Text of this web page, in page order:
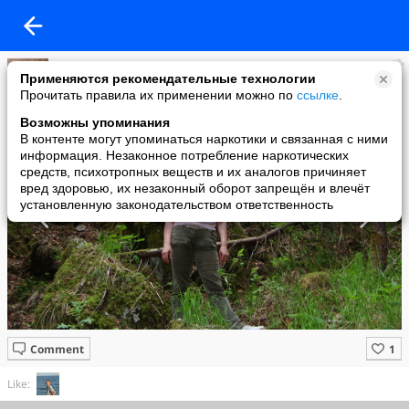
Применяются рекомендательные технологии
Прочитать правила их применении можно по ссылке
Возможны упоминания
В контенте могут упоминаться наркотики и связанная с ними
информация. Незаконное потребление наркотических
средств, психотропных веществ и их аналогов причиняет
вред здоровью, их незаконный оборот запрещён и влечёт
установленную законодательством ответственность
Александр
added a photo
30 May в 10:41
Comment
Like: